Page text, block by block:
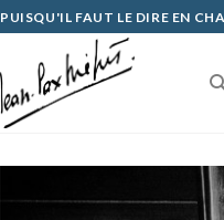
PUISQU'IL FAUT LE DIRE EN